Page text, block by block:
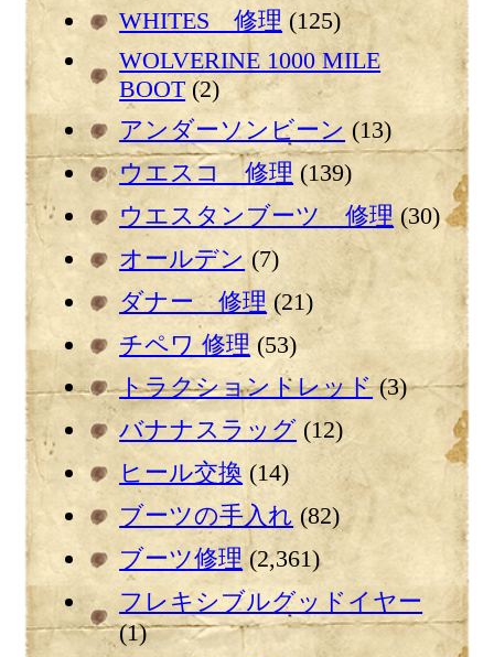
WHITES 修理 (125)
WOLVERINE 1000 MILE
BOOT(2)
アンダーソンビーン (13)
ウエスコ 修理 (139)
ウエスタンブーツ 修理(30)
オールデン (7)
ダナー 修理 (21)
チペワ 修理(53)
トラクショントレッド(3)
バナナスラッグ (12)
ヒール交換 (14)
ブーツの手入れ (82)
ブーツ修理 (2,361)
フレキシブルグッドイヤー
(1)